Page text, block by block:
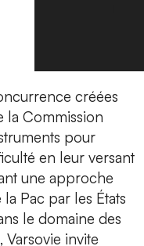
créées
la Commission
pour
en leur versant
une approche
Pac par les États
le domaine des
Varsovie invite